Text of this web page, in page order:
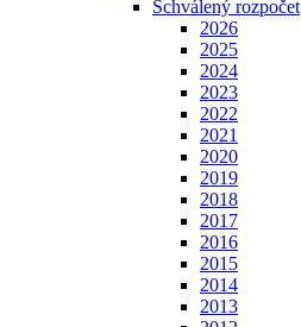
Schválený rozpočet
2026
2025
2024
2023
2022
2021
2020
2019
2018
2017
2016
2015
2014
2013